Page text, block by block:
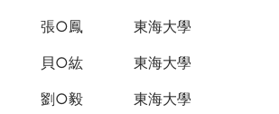
張○鳳 東海大學
貝○紘 東海大學
劉○毅 東海大學